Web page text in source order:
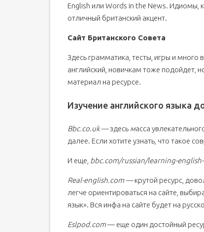
English или Words in the News. Идиомы,
отличный британский акцент.
Сайт Британского Совета
Здесь грамматика, тесты, игры и много
английский, новичкам тоже подойдет,
материал на ресурсе.
Изучение английского языка
Bbc.co.uk —здесь масса
далее. Если хотите узнать, что такое
И еще, bbc.com/russian/learning-english-
Real-english.com —крутой ресурс,
легче ориентироваться на сайте,
язык». Вся инфа на сайте будет на
Eslpod.com— еще один достойный